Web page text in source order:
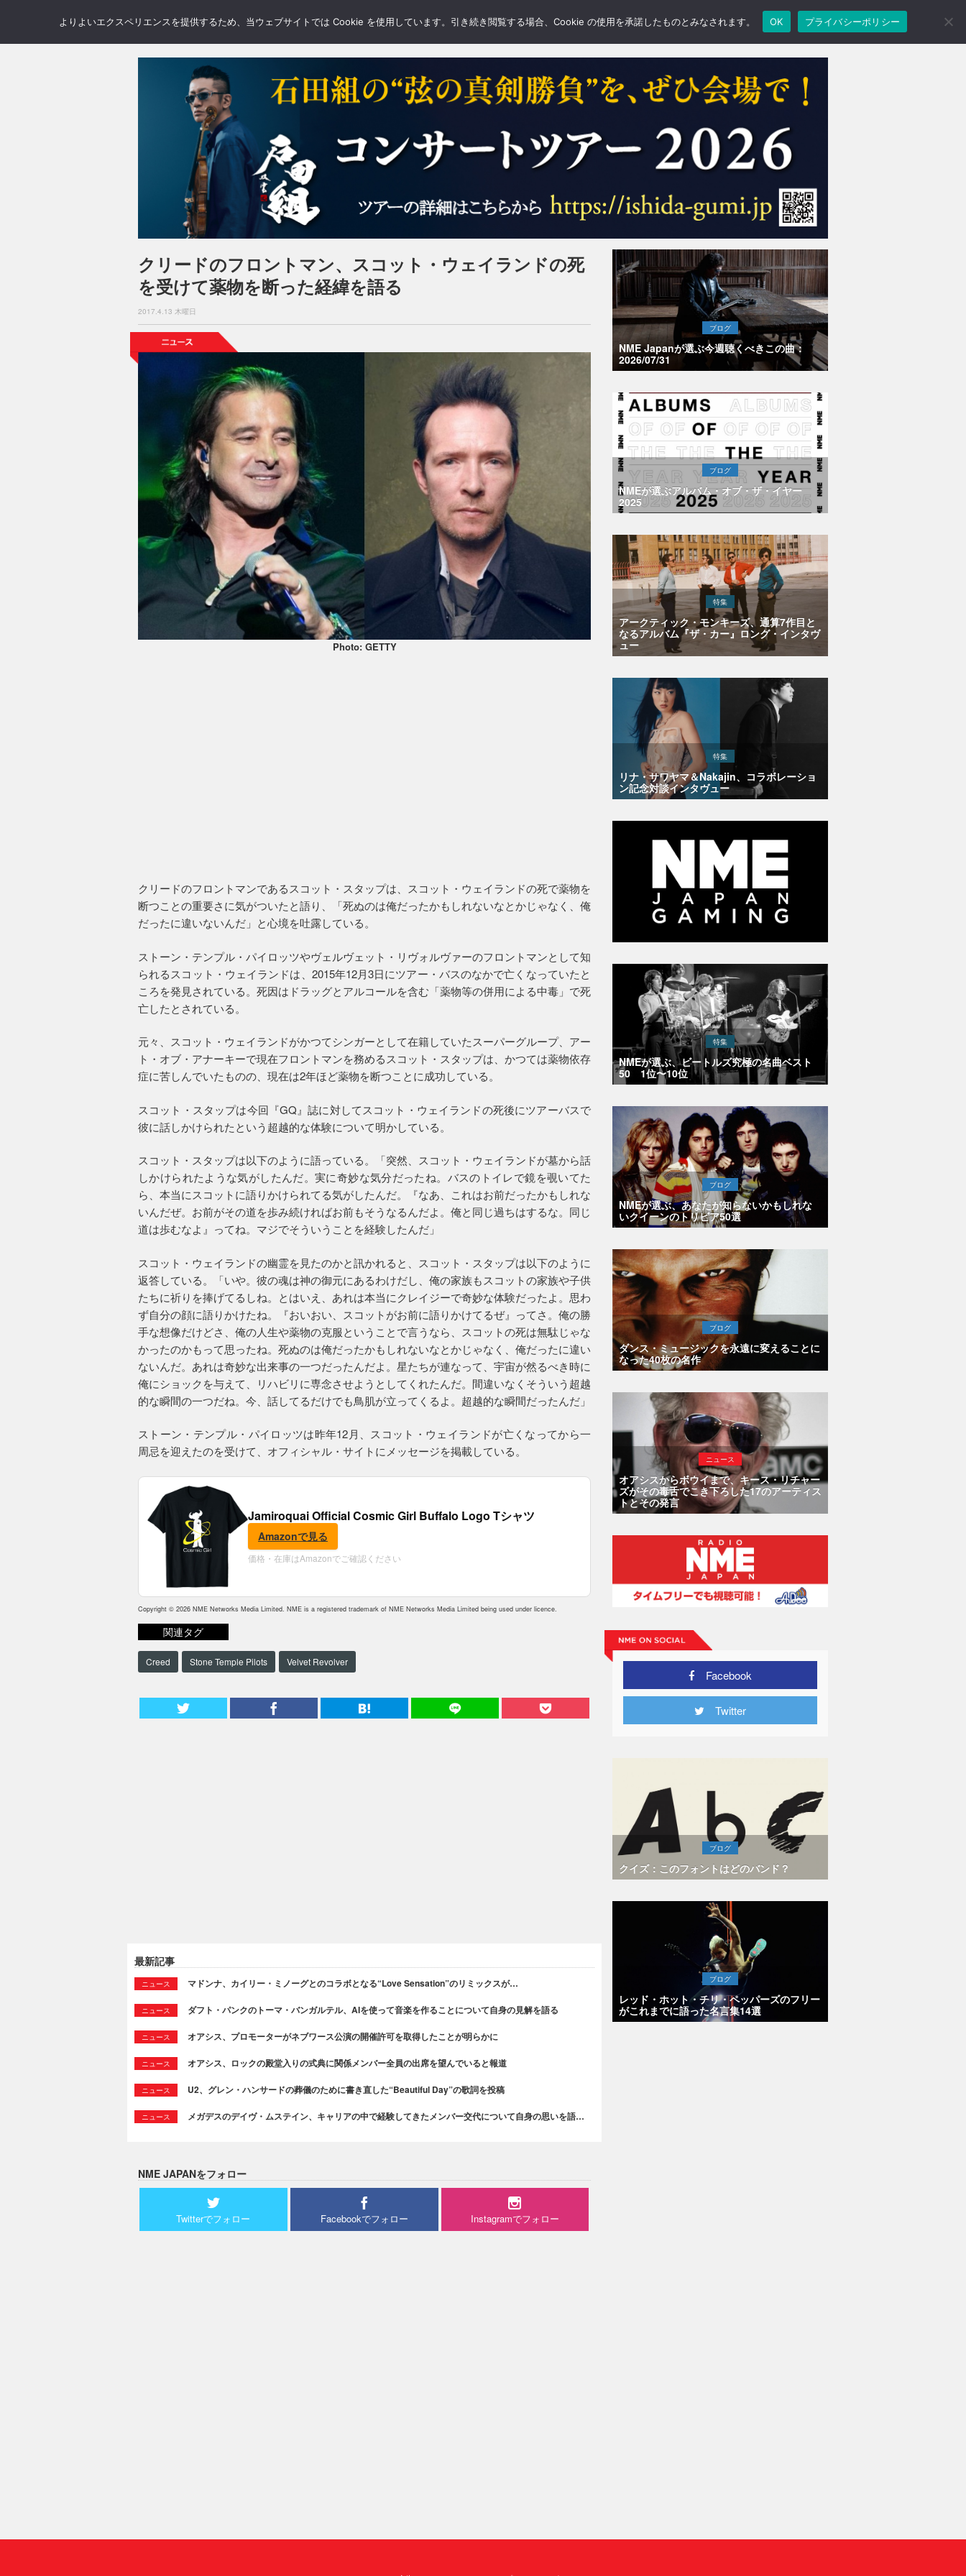
NEWS REVIEWS GALLERY BLOGS FEATURE
クリードのフロントマン、スコット・ウェイランドの死
を受けて薬物を断った経緯を語る
2017.4.13 木曜日
Photo: GETTY
クリードのフロントマンであるスコット・スタップは、スコット・ウェイランドの死で薬物を
断つことの重要さに気がついたと語り、「死ぬのは俺だったかもしれないなとかじゃなく、俺
だったに違いないんだ」と心境を吐露している。
ストーン・テンプル・パイロッツやヴェルヴェット・リヴォルヴァーのフロントマンとして知
られるスコット・ウェイランドは、2015年12月3日にツアー・バスのなかで亡くなっていたと
ころを発見されている。死因はドラッグとアルコールを含む「薬物等の併用による中毒」で死
亡したとされている。
元々、スコット・ウェイランドがかつてシンガーとして在籍していたスーパーグループ、アー
ト・オブ・アナーキーで現在フロントマンを務めるスコット・スタップは、かつては薬物依存
症に苦しんでいたものの、現在は2年ほど薬物を断つことに成功している。
スコット・スタップは今回『GQ』誌に対してスコット・ウェイランドの死後にツアーバスで
彼に話しかけられたという超越的な体験について明かしている。
スコット・スタップは以下のように語っている。「突然、スコット・ウェイランドが墓から話
しかけられたような気がしたんだ。実に奇妙な気分だったね。バスのトイレで鏡を覗いてた
ら、本当にスコットに語りかけられてる気がしたんだ。『なあ、これはお前だったかもしれな
いんだぜ。お前がその道を歩み続ければお前もそうなるんだよ。俺と同じ過ちはするな。同じ
道は歩むなよ』ってね。マジでそういうことを経験したんだ」
スコット・ウェイランドの幽霊を見たのかと訊かれると、スコット・スタップは以下のように
返答している。「いや。彼の魂は神の御元にあるわけだし、俺の家族もスコットの家族や子供
たちに祈りを捧げてるしね。とはいえ、あれは本当にクレイジーで奇妙な体験だったよ。思わ
ず自分の顔に語りかけたね。『おいおい、スコットがお前に語りかけてるぜ』ってさ。俺の勝
手な想像だけどさ、俺の人生や薬物の克服ということで言うなら、スコットの死は無駄じゃな
かったのかもって思ったね。死ぬのは俺だったかもしれないなとかじゃなく、俺だったに違い
ないんだ。あれは奇妙な出来事の一つだったんだよ。星たちが連なって、宇宙が然るべき時に
俺にショックを与えて、リハビリに専念させようとしてくれたんだ。間違いなくそういう超越
的な瞬間の一つだね。今、話してるだけでも鳥肌が立ってくるよ。超越的な瞬間だったんだ」
ストーン・テンプル・パイロッツは昨年12月、スコット・ウェイランドが亡くなってから一
周忌を迎えたのを受けて、オフィシャル・サイトにメッセージを掲載している。
Jamiroquai Official Cosmic Girl Buffalo Logo Tシャツ
Amazonで見る
価格・在庫はAmazonでご確認ください
Copyright © 2026 NME Networks Media Limited. NME is a registered trademark of NME Networks Media Limited being used under licence.
関連タグ
Creed Stone Temple Pilots Velvet Revolver
最新記事
ニュース マドンナ、カイリー・ミノーグとのコラボとなる“Love Sensation”のリミックスが…
ニュース ダフト・パンクのトーマ・バンガルテル、AIを使って音楽を作ることについて自身の見解を語る
ニュース オアシス、プロモーターがネブワース公演の開催許可を取得したことが明らかに
ニュース オアシス、ロックの殿堂入りの式典に関係メンバー全員の出席を望んでいると報道
ニュース U2、グレン・ハンサードの葬儀のために書き直した“Beautiful Day”の歌詞を投稿
ニュース メガデスのデイヴ・ムステイン、キャリアの中で経験してきたメンバー交代について自身の思いを語…
NME JAPANをフォロー
Twitterでフォロー Facebookでフォロー Instagramでフォロー
ブログ
NME Japanが選ぶ今週聴くべきこの曲：
2026/07/31
ブログ
NMEが選ぶアルバム・オブ・ザ・イヤー
2025
特集
アークティック・モンキーズ、通算7作目と
なるアルバム『ザ・カー』ロング・インタヴ
ュー
特集
リナ・サワヤマ＆Nakajin、コラボレーショ
ン記念対談インタヴュー
特集
NMEが選ぶ、ビートルズ究極の名曲ベスト
50 1位〜10位
ブログ
NMEが選ぶ、あなたが知らないかもしれな
いクイーンのトリビア50選
ブログ
ダンス・ミュージックを永遠に変えることに
なった40枚の名作
ニュース
オアシスからボウイまで、キース・リチャー
ズがその毒舌でこき下ろした17のアーティス
トとその発言
Facebook
Twitter
ブログ
クイズ：このフォントはどのバンド？
ブログ
レッド・ホット・チリ・ペッパーズのフリー
がこれまでに語った名言集14選
よりよいエクスペリエンスを提供するため、当ウェブサイトでは Cookie を使用しています。引き続き閲覧する場合、Cookie の使用を承諾したものとみなされます。 OK プライバシーポリシー